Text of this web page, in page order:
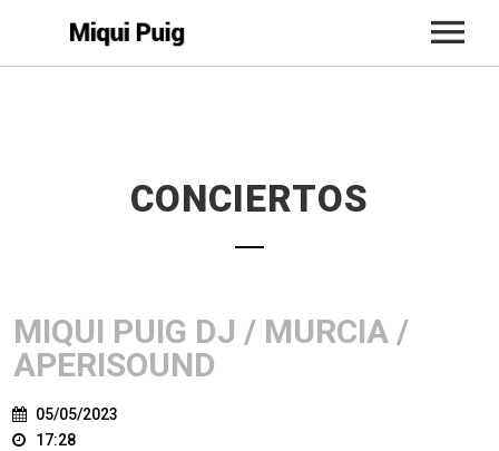
CONCIERTOS
MÚSICA
TIENDA
CONCIERTOS
MIQUI PUIG DJ / MURCIA /
APERISOUND
05/05/2023
17:28